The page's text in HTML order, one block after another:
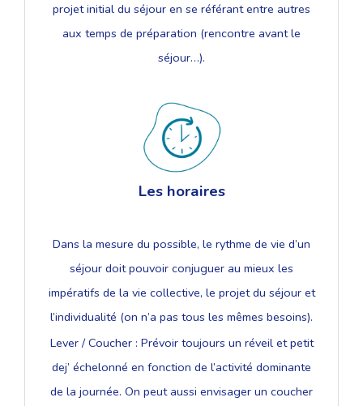
projet initial du séjour en se référant entre autres
aux temps de préparation (rencontre avant le
séjour…).
Les horaires
Dans la mesure du possible, le rythme de vie d’un
séjour doit pouvoir conjuguer au mieux les
impératifs de la vie collective, le projet du séjour et
l’individualité (on n’a pas tous les mêmes besoins).
Lever / Coucher : Prévoir toujours un réveil et petit
dej’ échelonné en fonction de l’activité dominante
de la journée. On peut aussi envisager un coucher